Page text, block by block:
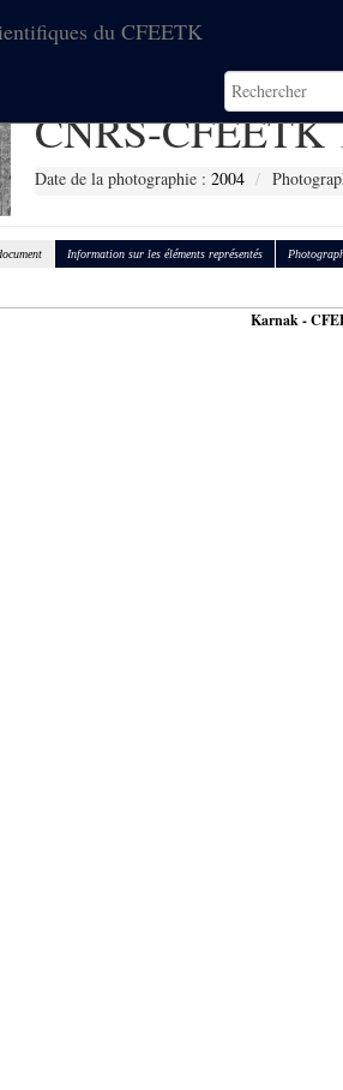
du CFEETK
CNRS-CFEETK
Date de la photographie : 2004
Information sur les éléments représentés